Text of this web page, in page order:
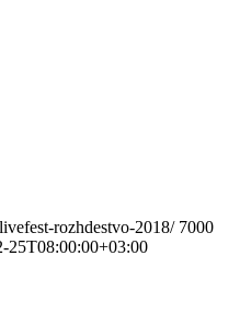
rozhdestvo-2018/ 7000
25T08:00:00+03:00